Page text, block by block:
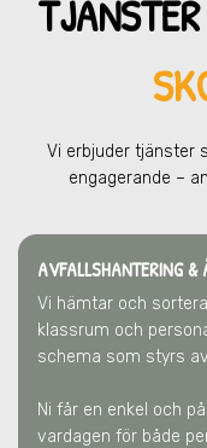
Vi erbjuder tjänster
engagerande –
AVFALLSHANTERING &
Vi hämtar och
klassrum och
schema som styrs
Ni får en enkel och
vardagen för både